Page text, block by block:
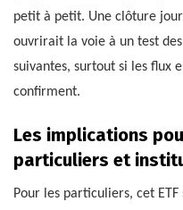
petit à petit. Une clôture
ouvrirait la voie à un test
suivantes, surtout si les flux
confirment.
Les implications
particuliers et
Pour les particuliers, cet